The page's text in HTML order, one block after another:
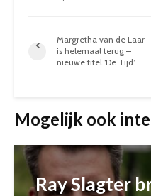
Margretha van de Laar
is helemaal terug –
nieuwe titel ‘De Tijd’
Mogelijk ook
Ray Slagter